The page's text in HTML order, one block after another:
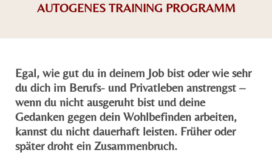
AUTOGENES TRAINING PROGRAMM
Egal, wie gut du in deinem Job bist oder wie sehr
du dich im Berufs- und Privatleben anstrengst –
wenn du nicht ausgeruht bist und deine
Gedanken gegen dein Wohlbefinden arbeiten,
kannst du nicht dauerhaft leisten. Früher oder
später droht ein Zusammenbruch.